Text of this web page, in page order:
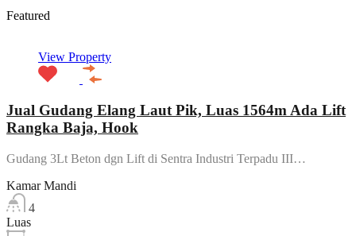
Featured
View Property
Jual Gudang Elang Laut Pik, Luas 1564m Ada Lift
Rangka Baja, Hook
Gudang 3Lt Beton dgn Lift di Sentra Industri Terpadu III…
Kamar Mandi
4
Luas